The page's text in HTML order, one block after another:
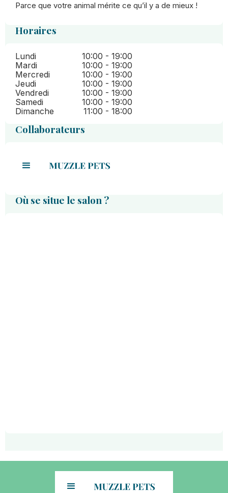
Parce que votre animal mérite ce qu’il y a de mieux !
Horaires
Lundi
10:00 - 19:00
Mardi
10:00 - 19:00
Mercredi
10:00 - 19:00
Jeudi
10:00 - 19:00
Vendredi
10:00 - 19:00
Samedi
10:00 - 19:00
Dimanche
11:00 - 18:00
Collaborateurs
Où se situe le salon ?